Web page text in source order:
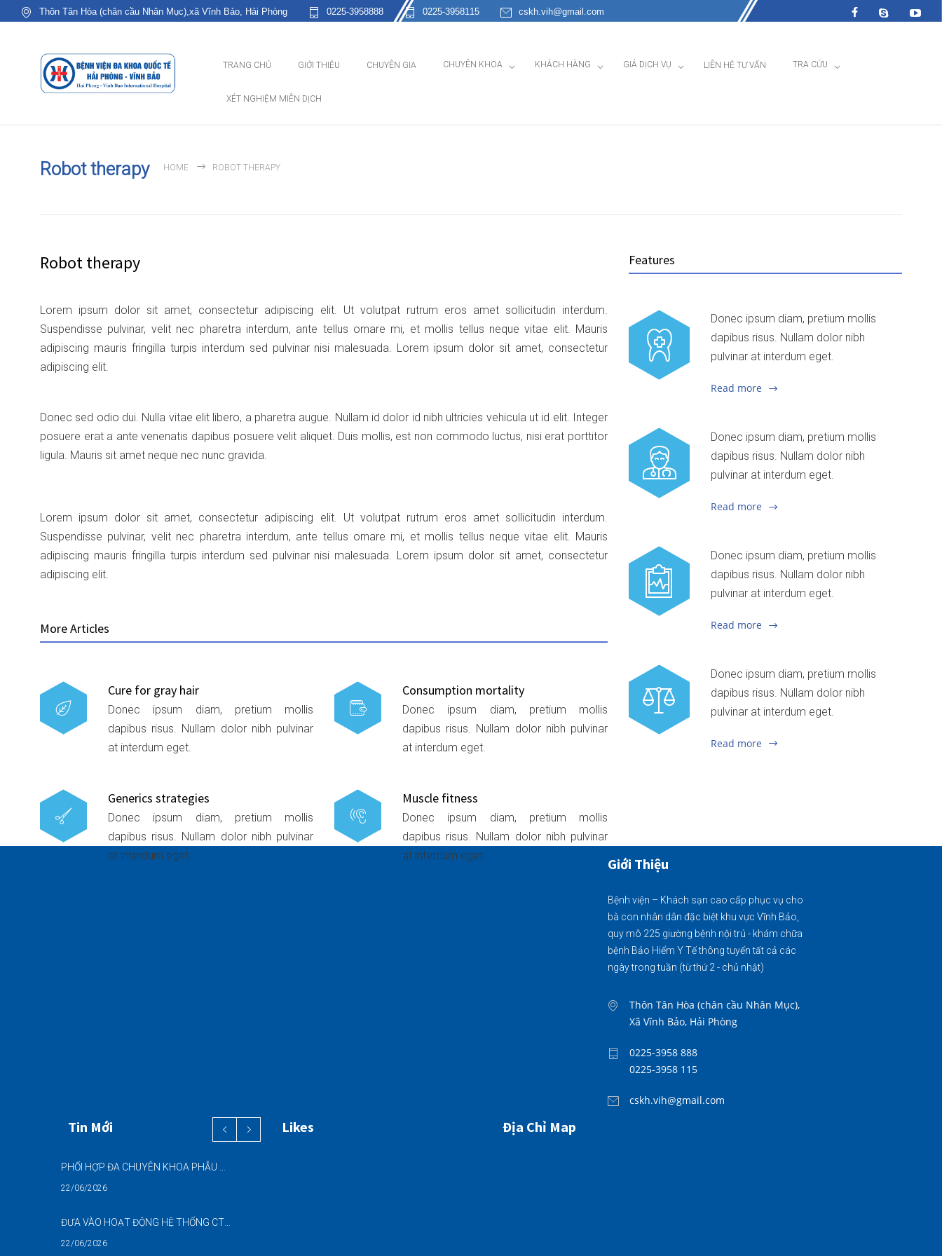
Thôn Tân Hòa (chân cầu Nhân Mục),xã Vĩnh Bảo, Hải Phòng 0225-3958888 0225-3958115 cskh.vih@gmail.com
TRANG CHỦ GIỚI THIỆU CHUYÊN GIA CHUYÊN KHOA KHÁCH HÀNG GIÁ DỊCH VỤ LIÊN HỆ TƯ VẤN TRA CỨU
XÉT NGHIỆM MIỄN DỊCH
Robot therapy HOME ROBOT THERAPY
Robot therapy
Lorem ipsum dolor sit amet, consectetur adipiscing elit. Ut volutpat rutrum eros amet sollicitudin interdum.
Suspendisse pulvinar, velit nec pharetra interdum, ante tellus ornare mi, et mollis tellus neque vitae elit. Mauris
adipiscing mauris fringilla turpis interdum sed pulvinar nisi malesuada. Lorem ipsum dolor sit amet, consectetur
adipiscing elit.
Donec sed odio dui. Nulla vitae elit libero, a pharetra augue. Nullam id dolor id nibh ultricies vehicula ut id elit. Integer
posuere erat a ante venenatis dapibus posuere velit aliquet. Duis mollis, est non commodo luctus, nisi erat porttitor
ligula. Mauris sit amet neque nec nunc gravida.
Lorem ipsum dolor sit amet, consectetur adipiscing elit. Ut volutpat rutrum eros amet sollicitudin interdum.
Suspendisse pulvinar, velit nec pharetra interdum, ante tellus ornare mi, et mollis tellus neque vitae elit. Mauris
adipiscing mauris fringilla turpis interdum sed pulvinar nisi malesuada. Lorem ipsum dolor sit amet, consectetur
adipiscing elit.
More Articles
Cure for gray hair
Donec ipsum diam, pretium mollis
dapibus risus. Nullam dolor nibh pulvinar
at interdum eget.
Generics strategies
Donec ipsum diam, pretium mollis
dapibus risus. Nullam dolor nibh pulvinar
at interdum eget.
Consumption mortality
Donec ipsum diam, pretium mollis
dapibus risus. Nullam dolor nibh pulvinar
at interdum eget.
Muscle fitness
Donec ipsum diam, pretium mollis
dapibus risus. Nullam dolor nibh pulvinar
at interdum eget.
Features
Donec ipsum diam, pretium mollis
dapibus risus. Nullam dolor nibh
pulvinar at interdum eget.
Read more
Donec ipsum diam, pretium mollis
dapibus risus. Nullam dolor nibh
pulvinar at interdum eget.
Read more
Donec ipsum diam, pretium mollis
dapibus risus. Nullam dolor nibh
pulvinar at interdum eget.
Read more
Donec ipsum diam, pretium mollis
dapibus risus. Nullam dolor nibh
pulvinar at interdum eget.
Read more
Giới Thiệu
Bệnh viện – Khách sạn cao cấp phục vụ cho
bà con nhân dân đặc biệt khu vực Vĩnh Bảo,
quy mô 225 giường bệnh nội trú - khám chữa
bệnh Bảo Hiểm Y Tế thông tuyến tất cả các
ngày trong tuần (từ thứ 2 - chủ nhật)
Thôn Tân Hòa (chân cầu Nhân Mục),
Xã Vĩnh Bảo, Hải Phòng
0225-3958 888
0225-3958 115
cskh.vih@gmail.com
Tin Mới
PHỐI HỢP ĐA CHUYÊN KHOA PHẪU THUẬT NỘI SOI “2 TRONG 1” THÀNH CÔNG CHO BỆNH NHÂN 69 TUỔI MẮC ĐỒNG THỜI HAI BỆNH LÝ NẶNG
22/06/2026
ĐƯA VÀO HOẠT ĐỘNG HỆ THỐNG CT CONE BEAM (CBCT) 3D THẾ HỆ MỚI – NÂNG CAO CHẤT LƯỢNG CHẨN ĐOÁN RĂNG HÀM MẶT
22/06/2026
Likes Địa Chỉ Map